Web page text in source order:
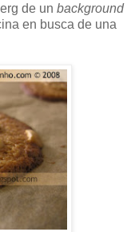
de un background
en busca de una